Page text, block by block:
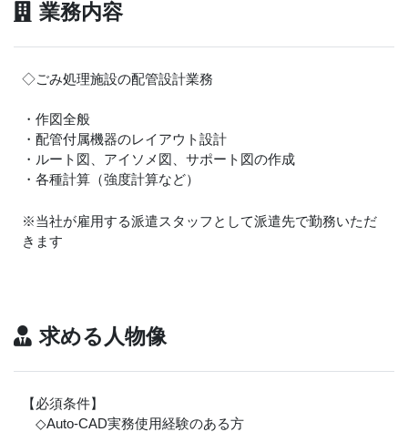
業務内容
◇ごみ処理施設の配管設計業務
・作図全般
・配管付属機器のレイアウト設計
・ルート図、アイソメ図、サポート図の作成
・各種計算（強度計算など）
※当社が雇用する派遣スタッフとして派遣先で勤務いただ
きます
求める人物像
【必須条件】
◇Auto-CAD実務使用経験のある方